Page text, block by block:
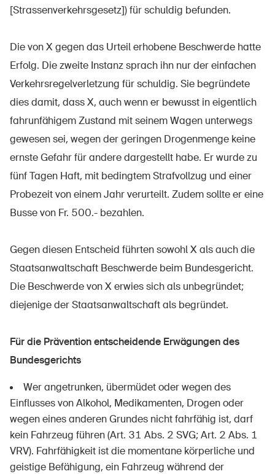
[Strassenverkehrsgesetz]) für schuldig befunden.
Die von X gegen das Urteil erhobene Beschwerde hatte
Erfolg. Die zweite Instanz sprach ihn nur der einfachen
Verkehrsregelverletzung für schuldig. Sie begründete
dies damit, dass X, auch wenn er bewusst in eigentlich
fahrunfähigem Zustand mit seinem Wagen unterwegs
gewesen sei, wegen der geringen Drogenmenge keine
ernste Gefahr für andere dargestellt habe. Er wurde zu
fünf Tagen Haft, mit bedingtem Strafvollzug und einer
Probezeit von einem Jahr verurteilt. Zudem sollte er eine
Busse von Fr. 500.- bezahlen.
Gegen diesen Entscheid führten sowohl X als auch die
Staatsanwaltschaft Beschwerde beim Bundesgericht.
Die Beschwerde von X erwies sich als unbegründet;
diejenige der Staatsanwaltschaft als begründet.
Für die Prävention entscheidende Erwägungen des
Bundesgerichts
Wer angetrunken, übermüdet oder wegen des
Einflusses von Alkohol, Medikamenten, Drogen oder
wegen eines anderen Grundes nicht fahrfähig ist, darf
kein Fahrzeug führen (Art. 31 Abs. 2 SVG; Art. 2 Abs. 1
VRV). Fahrfähigkeit ist die momentane körperliche und
geistige Befähigung, ein Fahrzeug während der